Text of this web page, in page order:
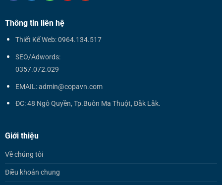
Thông tin liên hệ
Thiết Kế Web: 0964.134.517
SEO/Adwords:
0357.072.029
EMAIL: admin@copavn.com
ĐC: 48 Ngô Quyền, Tp.Buôn Ma Thuột, Đắk Lắk.
Giới thiệu
Về chúng tôi
Điều khoản chung